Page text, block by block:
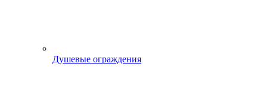
Душевые ограждения